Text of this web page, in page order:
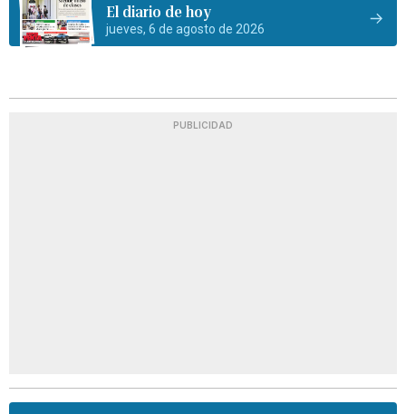
El diario de hoy
jueves, 6 de agosto de 2026
PUBLICIDAD